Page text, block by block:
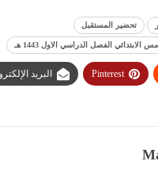
تحضير المستقبل
الفصل الدراسي الاول 1443 هـ
Pinterest البريد